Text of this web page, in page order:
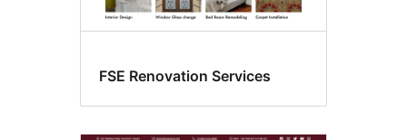
FSE Renovation Services